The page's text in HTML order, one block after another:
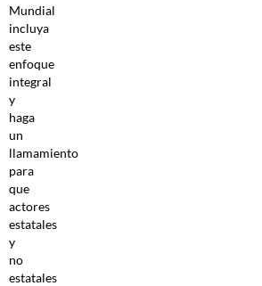
Mundial
incluya
este
enfoque
integral
y
haga
un
llamamiento
para
que
actores
estatales
y
no
estatales